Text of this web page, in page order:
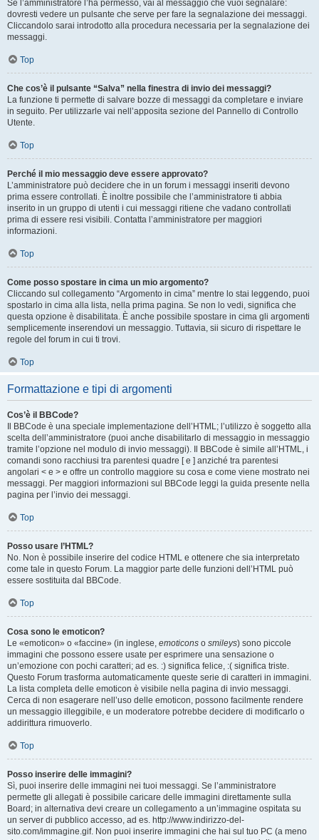
Se l’amministratore l’ha permesso, vai al messaggio che vuoi segnalare:
dovresti vedere un pulsante che serve per fare la segnalazione dei messaggi.
Cliccandolo sarai introdotto alla procedura necessaria per la segnalazione dei
messaggi.
Top
Che cos’è il pulsante “Salva” nella finestra di invio dei messaggi?
La funzione ti permette di salvare bozze di messaggi da completare e inviare
in seguito. Per utilizzarle vai nell’apposita sezione del Pannello di Controllo
Utente.
Top
Perché il mio messaggio deve essere approvato?
L’amministratore può decidere che in un forum i messaggi inseriti devono
prima essere controllati. È inoltre possibile che l’amministratore ti abbia
inserito in un gruppo di utenti i cui messaggi ritiene che vadano controllati
prima di essere resi visibili. Contatta l’amministratore per maggiori
informazioni.
Top
Come posso spostare in cima un mio argomento?
Cliccando sul collegamento “Argomento in cima” mentre lo stai leggendo, puoi
spostarlo in cima alla lista, nella prima pagina. Se non lo vedi, significa che
questa opzione è disabilitata. È anche possibile spostare in cima gli argomenti
semplicemente inserendovi un messaggio. Tuttavia, sii sicuro di rispettare le
regole del forum in cui ti trovi.
Top
Formattazione e tipi di argomenti
Cos’è il BBCode?
Il BBCode è una speciale implementazione dell’HTML; l’utilizzo è soggetto alla
scelta dell’amministratore (puoi anche disabilitarlo di messaggio in messaggio
tramite l’opzione nel modulo di invio messaggi). Il BBCode è simile all’HTML, i
comandi sono racchiusi tra parentesi quadre [ e ] anziché tra parentesi
angolari < e > e offre un controllo maggiore su cosa e come viene mostrato nei
messaggi. Per maggiori informazioni sul BBCode leggi la guida presente nella
pagina per l’invio dei messaggi.
Top
Posso usare l’HTML?
No. Non è possibile inserire del codice HTML e ottenere che sia interpretato
come tale in questo Forum. La maggior parte delle funzioni dell’HTML può
essere sostituita dal BBCode.
Top
Cosa sono le emoticon?
Le «emoticon» o «faccine» (in inglese, emoticons o smileys) sono piccole
immagini che possono essere usate per esprimere una sensazione o
un’emozione con pochi caratteri; ad es. :) significa felice, :( significa triste.
Questo Forum trasforma automaticamente queste serie di caratteri in immagini.
La lista completa delle emoticon è visibile nella pagina di invio messaggi.
Cerca di non esagerare nell’uso delle emoticon, possono facilmente rendere
un messaggio illeggibile, e un moderatore potrebbe decidere di modificarlo o
addirittura rimuoverlo.
Top
Posso inserire delle immagini?
Sì, puoi inserire delle immagini nei tuoi messaggi. Se l’amministratore
permette gli allegati è possibile caricare delle immagini direttamente sulla
Board; in alternativa devi creare un collegamento a un’immagine ospitata su
un server di pubblico accesso, ad es. http://www.indirizzo-del-
sito.com/immagine.gif. Non puoi inserire immagini che hai sul tuo PC (a meno